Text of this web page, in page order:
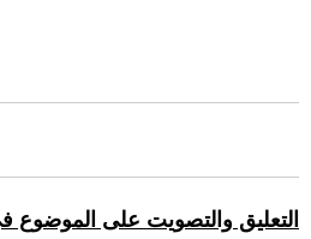
التعليق والتصويت على الموضوع